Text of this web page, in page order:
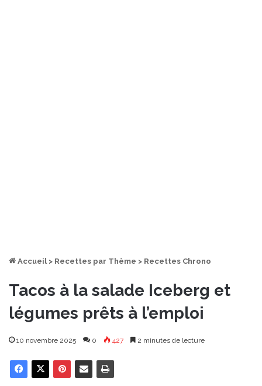
Accueil > Recettes par Thème > Recettes Chrono
Tacos à la salade Iceberg et
légumes prêts à l’emploi
10 novembre 2025 0 427 2 minutes de lecture